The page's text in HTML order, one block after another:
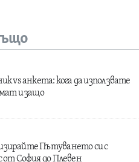
vs анкета: кога да използвате
и защо
Пътуването си с
от София до Плевен